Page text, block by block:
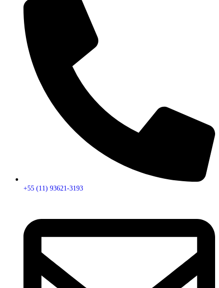
+55 (11) 93621-3193